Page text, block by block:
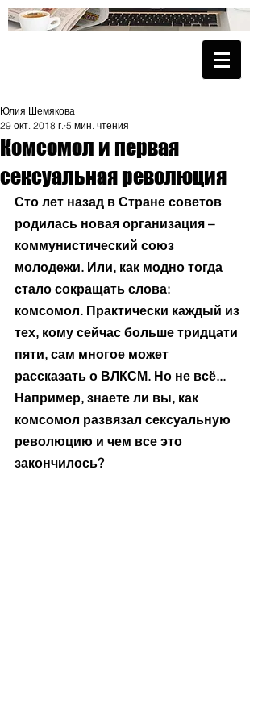
Комсомол и первая
сексуальная революция
Юлия Шемякова
29 окт. 2018 г. 5 мин. чтения
Сто лет назад в Стране советов
родилась новая организация –
коммунистический союз
молодежи. Или, как модно тогда
стало сокращать слова:
комсомол. Практически каждый из
тех, кому сейчас больше тридцати
пяти, сам многое может
рассказать о ВЛКСМ. Но не всё...
Например, знаете ли вы, как
комсомол развязал сексуальную
революцию и чем все это
закончилось?